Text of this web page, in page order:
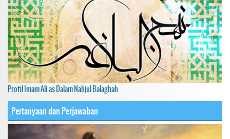
Profil Imam Ali as Dalam Nahjul Balaghah
Pertanyaan dan Perjawaban